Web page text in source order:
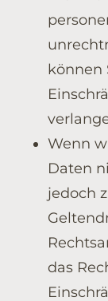
können
Wenn
Daten
jedoch
das